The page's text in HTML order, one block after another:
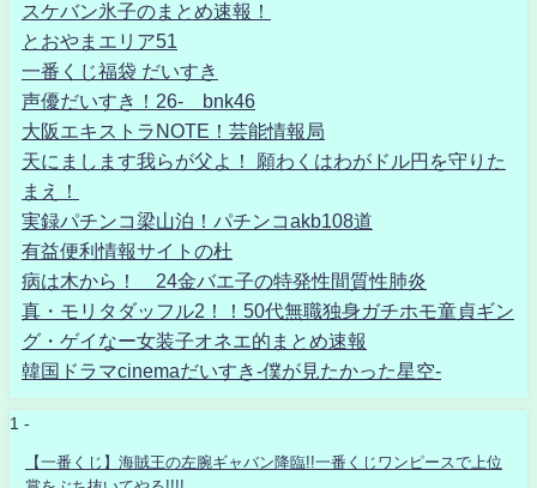
スケバン氷子のまとめ速報！
とおやまエリア51
一番くじ福袋 だいすき
声優だいすき！26- bnk46
大阪エキストラNOTE！芸能情報局
天にまします我らが父よ！ 願わくはわがドル円を守りた
まえ！
実録パチンコ梁山泊！パチンコakb108道
有益便利情報サイトの杜
病は木から！ 24金バエ子の特発性間質性肺炎
真・モリタダッフル2！！50代無職独身ガチホモ童貞ギン
グ・ゲイなー女装子オネエ的まとめ速報
韓国ドラマcinemaだいすき-僕が見たかった星空-
1 -
【一番くじ】海賊王の左腕ギャバン降臨!!一番くじワンピースで上位